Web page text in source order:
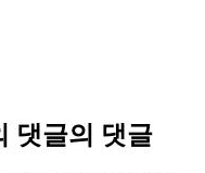
댓글의 댓글